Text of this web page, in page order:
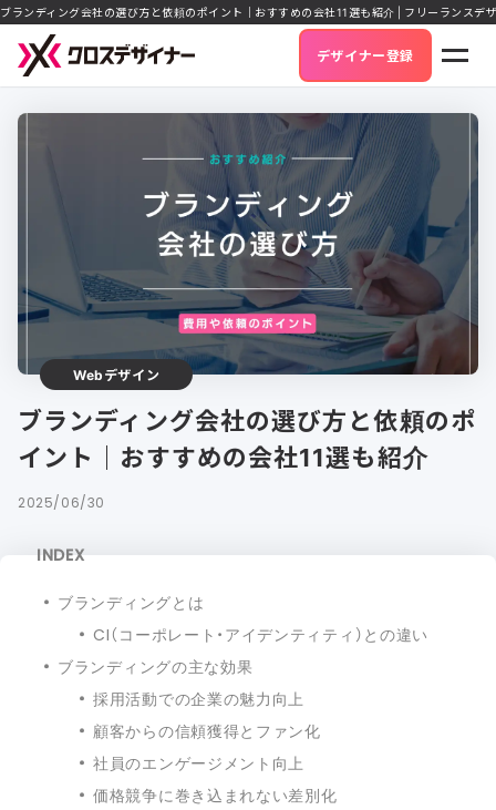
ブランディング会社の選び方と依頼のポイント｜おすすめの会社11選も紹介 | フリーランスデ
デザイナー登録
Webデザイン
ブランディング会社の選び方と依頼のポ
イント｜おすすめの会社11選も紹介
2025/06/30
INDEX
ブランディングとは
CI（コーポレート・アイデンティティ）との違い
ブランディングの主な効果
採用活動での企業の魅力向上
顧客からの信頼獲得とファン化
社員のエンゲージメント向上
価格競争に巻き込まれない差別化